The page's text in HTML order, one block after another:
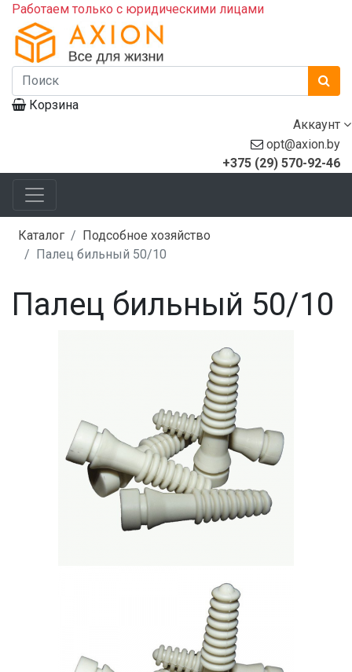
Работаем только с юридическими лицами
Корзина
Аккаунт
opt@axion.by
+375 (29) 570-92-46
Каталог
Подсобное хозяйство
Палец бильный 50/10
Палец бильный 50/10